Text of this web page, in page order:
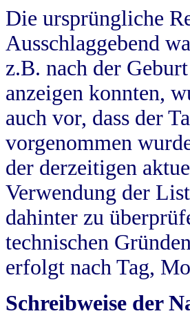
Die ursprüngliche
Ausschlaggebend
z.B. nach der
anzeigen konnten,
auch vor, dass der
vorgenommen
der derzeitigen
Verwendung der
dahinter zu
technischen
erfolgt nach Tag,
Schreibweise der